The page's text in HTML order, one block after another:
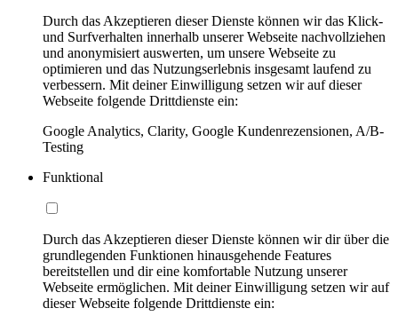
Durch das Akzeptieren dieser Dienste können wir das Klick-
und Surfverhalten innerhalb unserer Webseite nachvollziehen
und anonymisiert auswerten, um unsere Webseite zu
optimieren und das Nutzungserlebnis insgesamt laufend zu
verbessern. Mit deiner Einwilligung setzen wir auf dieser
Webseite folgende Drittdienste ein:
Google Analytics, Clarity, Google Kundenrezensionen, A/B-
Testing
Funktional
Durch das Akzeptieren dieser Dienste können wir dir über die
grundlegenden Funktionen hinausgehende Features
bereitstellen und dir eine komfortable Nutzung unserer
Webseite ermöglichen. Mit deiner Einwilligung setzen wir auf
dieser Webseite folgende Drittdienste ein: